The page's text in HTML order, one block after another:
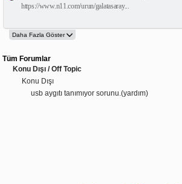
https://www.n11.com/urun/galatasaray...
Tüm Forumlar
Konu Dışı / Off Topic
Konu Dışı
usb aygıtı tanımıyor sorunu.(yardım)